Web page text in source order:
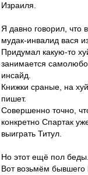
Израиля.
Я давно говорил, что
мудак-инвалид вася
Придумал какую-то
занимается
инсайд.
Книжки сраные, на
пишет.
Совершенно точно,
конкретно Спартак
выиграть Титул.
Но этот ещё пол беды.
Вот возьмём бывшего